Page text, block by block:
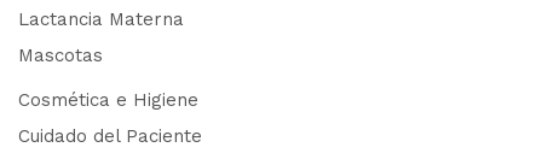
Lactancia Materna
Mascotas
Cosmética e Higiene
Cuidado del Paciente